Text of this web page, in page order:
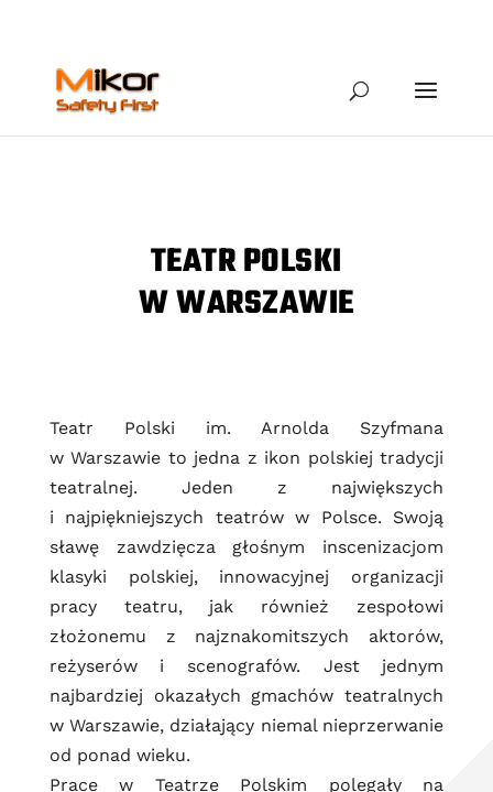
TEATR POLSKI
W WARSZAWIE
Teatr Polski im. Arnolda Szyfmana
w Warszawie to jedna z ikon polskiej tradycji
teatralnej. Jeden z największych
i najpiękniejszych teatrów w Polsce. Swoją
sławę zawdzięcza głośnym inscenizacjom
klasyki polskiej, innowacyjnej organizacji
pracy teatru, jak również zespołowi
złożonemu z najznakomitszych aktorów,
reżyserów i scenografów. Jest jednym
najbardziej okazałych gmachów teatralnych
w Warszawie, działający niemal nieprzerwanie
od ponad wieku.
Prace w Teatrze Polskim polegały na